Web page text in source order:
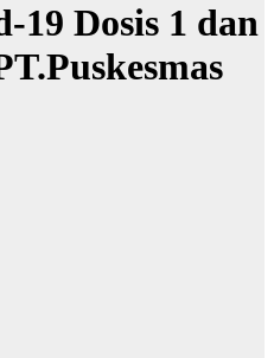
19 Dosis 1 dan